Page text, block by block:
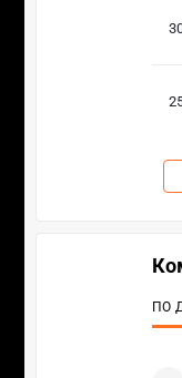
ПО